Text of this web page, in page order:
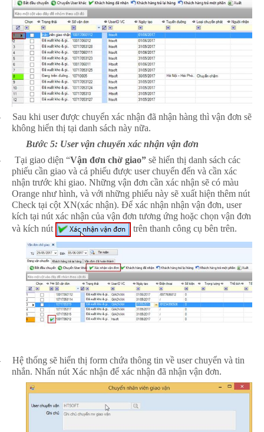
Sau khi user được chuyển xác nhận đã nhận hàng thì vận đơn sẽ
không hiển thị tại danh sách này nữa.
Bước 5: User vận chuyển xác nhận vận đơn
Tại giao diện “Vận đơn chờ giao” sẽ hiển thị danh sách các
phiếu cần giao và cả phiếu được user chuyển đến và cần xác
nhận trước khi giao. Những vận đơn cần xác nhận sẽ có màu
Orange như hình, và với những phiếu này sẽ xuất hiện thêm nút
Check tại cột XN(xác nhận). Để xác nhận nhận vận đơn, user
kích tại nút xác nhận của vận đơn tương ứng hoặc chọn vận đơn
và kích nút
trên thanh công cụ bên trên.
Hệ thống sẽ hiển thị form chứa thông tin về user chuyển và tin
nhắn. Nhấn nút Xác nhận để xác nhận đã nhận vận đơn.